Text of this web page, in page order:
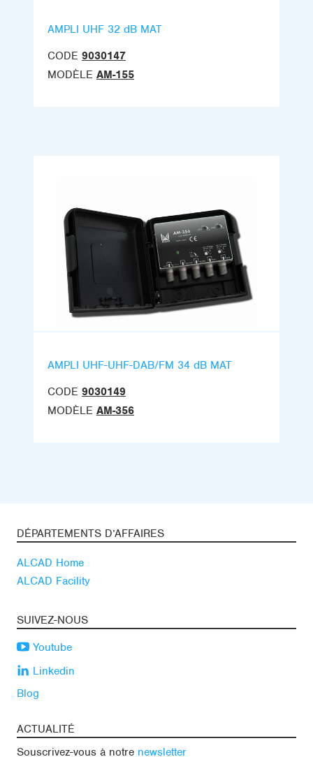
AMPLI UHF 32 dB MAT
CODE 9030147
MODÈLE AM-155
AMPLI UHF-UHF-DAB/FM 34 dB MAT
CODE 9030149
MODÈLE AM-356
DÉPARTEMENTS D’AFFAIRES
ALCAD Home
ALCAD Facility
SUIVEZ-NOUS
Youtube
Linkedin
Blog
ACTUALITÉ
Souscrivez-vous à notre newsletter